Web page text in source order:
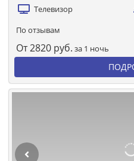
Телевизор
По отзывам
От2820 руб. за 1 ночь